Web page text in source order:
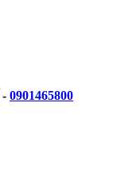
- 0901465800